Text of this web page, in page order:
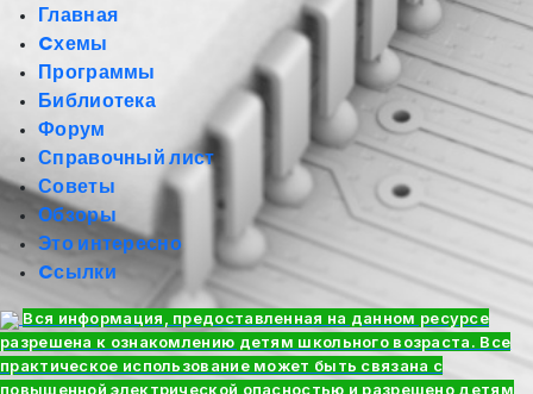
Главная
Cхемы
Программы
Библиотека
Форум
Справочный лист
Советы
Обзоры
Это интересно
Cсылки
Вся информация, предоставленная на данном ресурсе
разрешена к ознакомлению детям школьного возраста. Все
практическое использование может быть связана с
повышенной электрической опасностью и разрешено детям